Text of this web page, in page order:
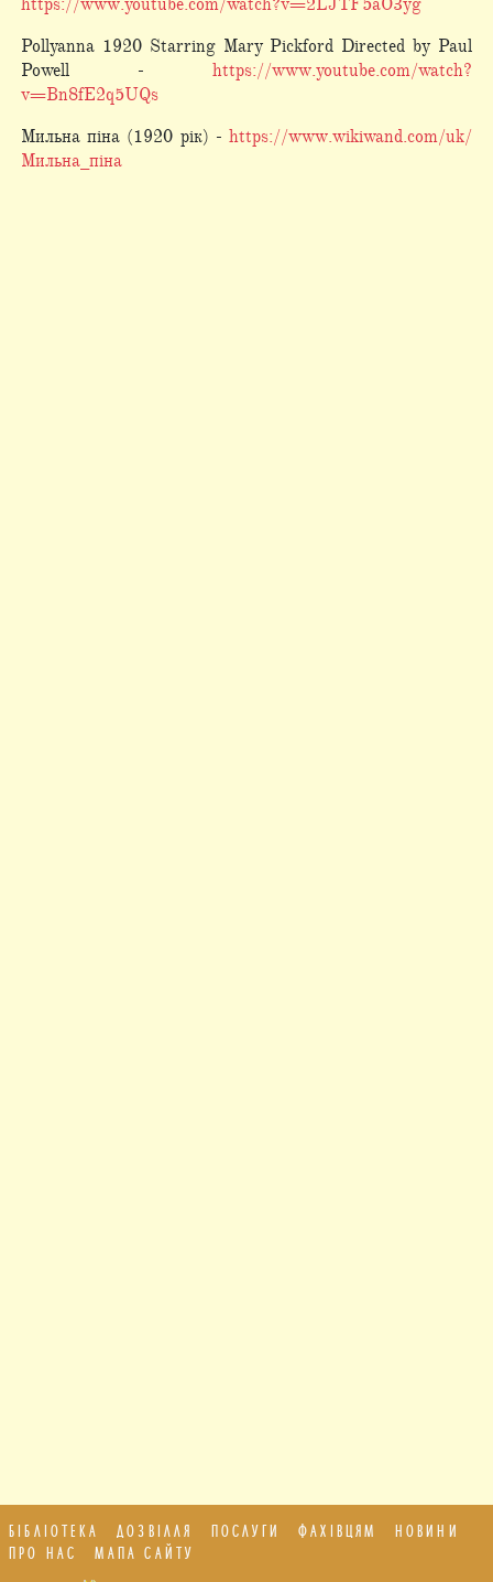
https://www.youtube.com/watch?v=2LJTF5aO3yg
Pollyanna 1920 Starring Mary Pickford Directed by Paul
Powell -https://www.youtube.com/watch?
v=Bn8fE2q5UQs
Мильна піна (1920 рік) -https://www.wikiwand.com/uk/
Мильна_піна
БІБЛІОТЕКА ДОЗВІЛЛЯ ПОСЛУГИ ФАХІВЦЯМ
НОВИНИ
ПРО НАС
МАПА САЙТУ